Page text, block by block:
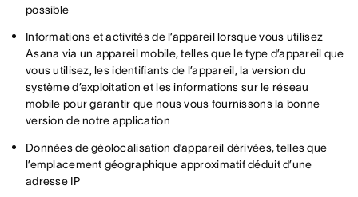
possible
Informations et activités de l’appareil lorsque vous utilisez
Asana via un appareil mobile, telles que le type d’appareil que
vous utilisez, les identifiants de l’appareil, la version du
système d’exploitation et les informations sur le réseau
mobile pour garantir que nous vous fournissons la bonne
version de notre application
Données de géolocalisation d’appareil dérivées, telles que
l’emplacement géographique approximatif déduit d’une
adresse IP